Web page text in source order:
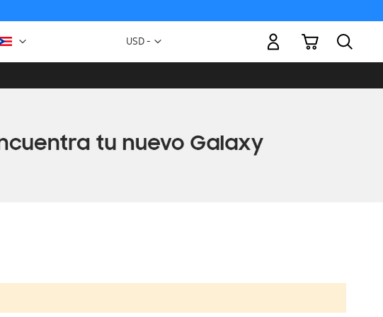
Moneda
USD -
Mi carrito